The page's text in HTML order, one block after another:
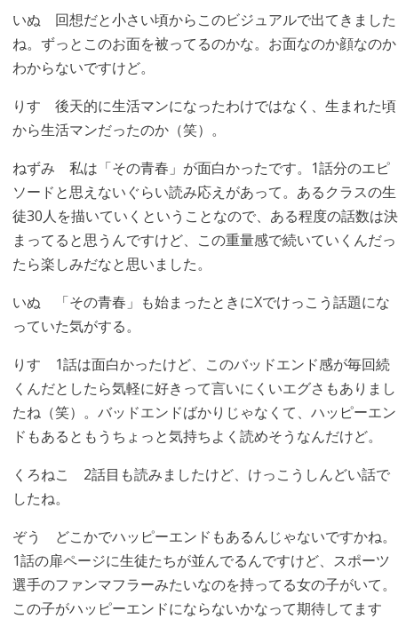
いぬ 回想だと小さい頃からこのビジュアルで出てきました
ね。ずっとこのお面を被ってるのかな。お面なのか顔なのか
わからないですけど。
りす 後天的に生活マンになったわけではなく、生まれた頃
から生活マンだったのか（笑）。
ねずみ 私は 「その青春」 が面白かったです。1話分のエピ
ソードと思えないぐらい読み応えがあって。あるクラスの生
徒30人を描いていくということなので、ある程度の話数は決
まってると思うんですけど、この重量感で続いていくんだっ
たら楽しみだなと思いました。
いぬ 「その青春」も始まったときにXでけっこう話題にな
っていた気がする。
りす 1話は面白かったけど、このバッドエンド感が毎回続
くんだとしたら気軽に好きって言いにくいエグさもありまし
たね（笑）。バッドエンドばかりじゃなくて、ハッピーエン
ドもあるともうちょっと気持ちよく読めそうなんだけど。
くろねこ
2話目も読みましたけど、けっこうしんどい話で
したね。
ぞう
どこかでハッピーエンドもあるんじゃないですかね。
1話の扉ページに生徒たちが並んでるんですけど、スポーツ
選手のファンマフラーみたいなのを持ってる女の子がいて。
この子がハッピーエンドにならないかなって期待してます